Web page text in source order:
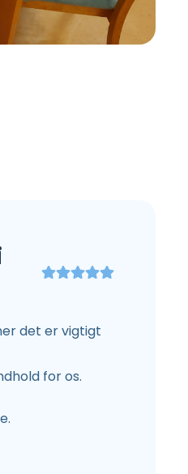
det er vigtigt
for os.